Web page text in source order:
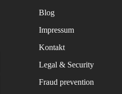
Blog
Impressum
Kontakt
Legal & Security
Fraud prevention